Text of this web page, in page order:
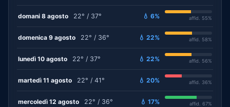
domani 8 agosto 22° / 37° 💧 6% affid. 55%
domenica 9 agosto 22° / 36° 💧 22% affid. 58%
lunedì 10 agosto 22° / 37° 💧 22% affid. 56%
martedì 11 agosto 22° / 41° 💧 20% affid. 36%
mercoledì 12 agosto 22° / 36° 💧 17% affid. 67%